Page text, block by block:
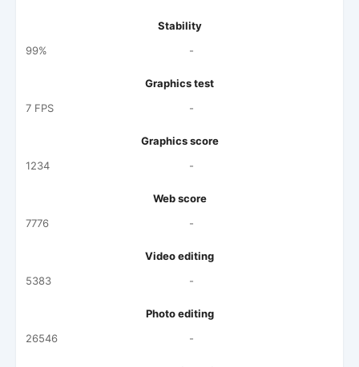
Stability
99%
-
Graphics test
7 FPS
-
Graphics score
1234
-
Web score
7776
-
Video editing
5383
-
Photo editing
26546
-